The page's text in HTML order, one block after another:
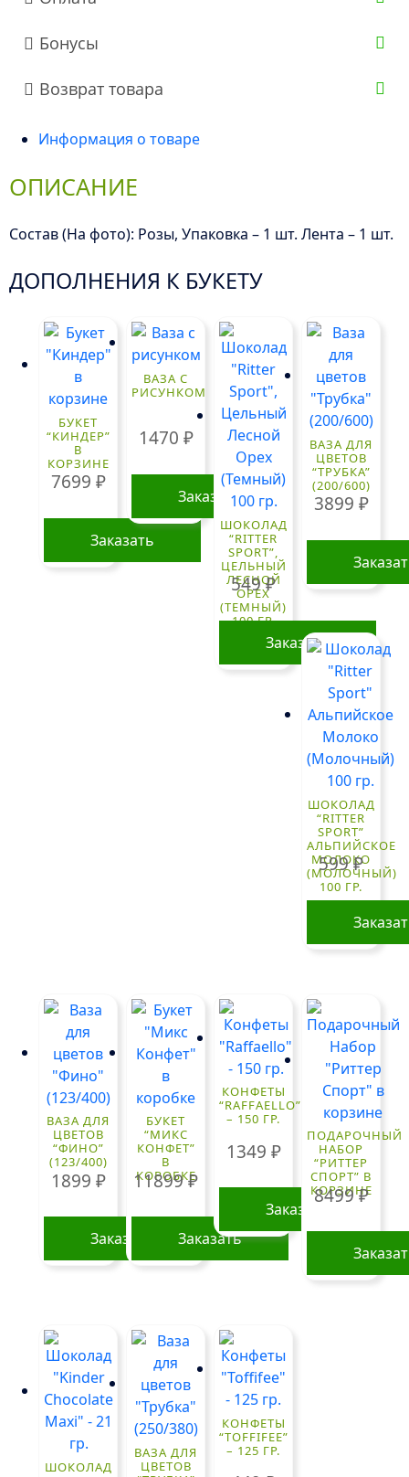
Бонусы
Возврат товара
Информация о товаре
ОПИСАНИЕ
Состав (На фото): Розы, Упаковка – 1 шт. Лента – 1 шт.
ДОПОЛНЕНИЯ К БУКЕТУ
БУКЕТ
“КИНДЕР”
В
КОРЗИНЕ
7699 ₽
Заказать
ВАЗА С
РИСУНКОМ
1470 ₽
Заказать
ШОКОЛАД
“RITTER
SPORT”,
ЦЕЛЬНЫЙ
ЛЕСНОЙ
ОРЕХ
(ТЕМНЫЙ)
100 ГР.
549₽
Заказать
ВАЗА ДЛЯ
ЦВЕТОВ
“ТРУБКА”
(200/600)
3899 ₽
ШОКОЛАД
“RITTER
SPORT”
АЛЬПИЙСКОЕ
МОЛОКО
(МОЛОЧНЫЙ)
100 ГР.
599₽
ВАЗА ДЛЯ
ЦВЕТОВ
“ФИНО”
(123/400)
1899 ₽
Заказать
БУКЕТ
“МИКС
КОНФЕТ”
В
КОРОБКЕ
11899₽
Заказать
КОНФЕТЫ
“RAFFAELLO”
– 150 ГР.
1349 ₽
Заказать
ПОДАРОЧНЫЙ
НАБОР
“РИТТЕР
СПОРТ” В
КОРЗИНЕ
8499₽
ШОКОЛАД
ВАЗА ДЛЯ
ЦВЕТОВ
КОНФЕТЫ
“TOFFIFEE”
– 125 ГР.